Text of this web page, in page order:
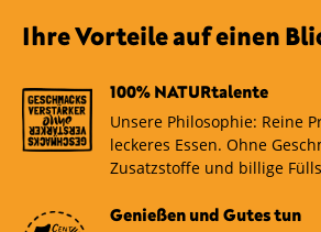
verfeinert werden. Beliebte Aromen
Vanille, Zitrusfrüchte, Beeren und
Ihre Vorteile auf einen
100% NATURtalente
Unsere Philosophie: Reine
leckeres Essen. Ohne
Zusatzstoffe und billige
Genießen und Gutes tun